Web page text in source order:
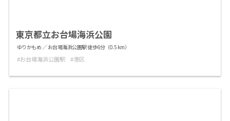
東京都立お台場海浜公園
ゆりかもめ ／ お台場海浜公園駅 徒歩6分（0.5 km）
お台場海浜公園駅 港区